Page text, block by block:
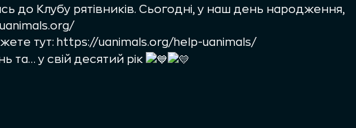
до Клубу рятівників. Сьогодні, у наш день народження,
/
тут: https://uanimals.org/help-uanimals/
та… у свій десятий рік